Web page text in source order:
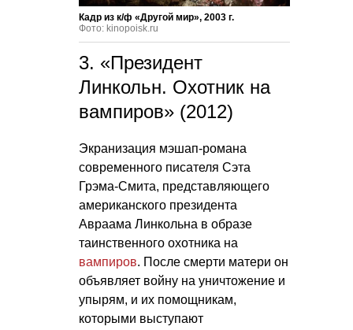
Кадр из к/ф «Другой мир», 2003 г.
Фото: kinopoisk.ru
3. «Президент
Линкольн. Охотник на
вампиров» (2012)
Экранизация мэшап-романа
современного писателя Сэта
Грэма-Смита, представляющего
американского президента
Авраама Линкольна в образе
таинственного охотника на
вампиров. После смерти матери он
объявляет войну на уничтожение и
упырям, и их помощникам,
которыми выступают